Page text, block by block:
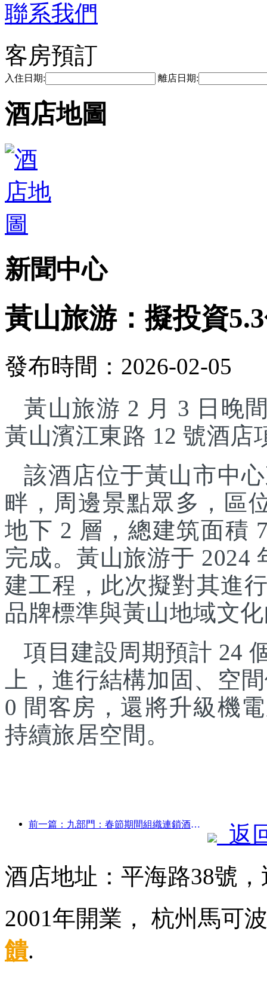
聯系我們
客房預訂
入住日期: 離店日期:
酒店地圖
新聞中心
黃山旅游：擬投資
發布時間：2026-02-05
黃山旅游 2 月 3 日晚
黃山濱江東路 12 號酒店
該酒店位于黃山市中
畔，周邊景點眾多，區
地下 2 層，總建筑面積
完成。黃山旅游于 2024
建工程，此次擬對其進
品牌標準與黃山地域文
項目建設周期預計 24
上，進行結構加固、空
0 間客房，還將升級機
持續旅居空間。
前一篇：九部門：春節期間組織連鎖酒店、精品民宿等推出優惠措施
返
酒店地址：平海路38號
2001年開業， 杭州馬
饋.